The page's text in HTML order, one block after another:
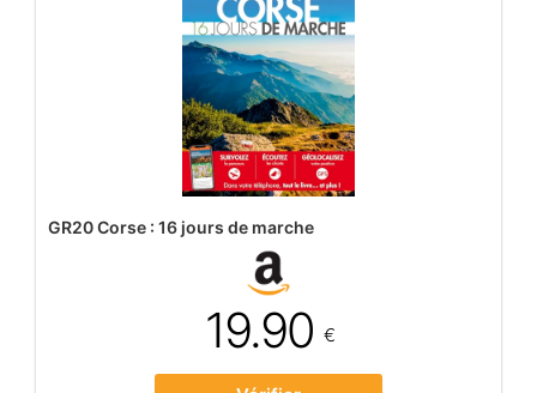
GR20 Corse : 16 jours de marche
19.90€